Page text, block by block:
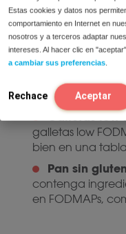
Estas cookies y datos nos
comportamiento en Internet en
nosotros y a terceros adaptar
intereses. Al hacer clic en
a cambiar sus preferencias.
Rechace Aceptar
Piñones:
para un toque
Galletas low
galletas low
bien en una
Pan sin gluten
contenga
en FODMAPs,